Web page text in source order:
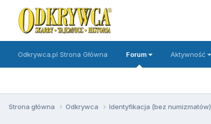
Odkrywca.pl Strona Główna Forum Aktywność
Strona główna Odkrywca Identyfikacja (bez numizmatów)